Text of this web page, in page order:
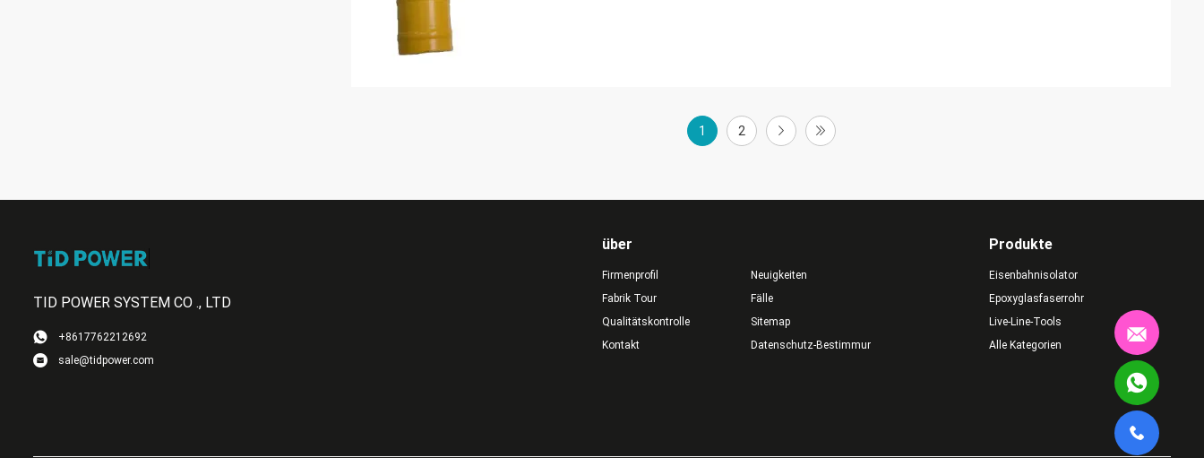
1 2
TID POWER SYSTEM CO ., LTD
+8617762212692
sale@tidpower.com
über
Firmenprofil
Fabrik Tour
Qualitätskontrolle
Kontakt
Neuigkeiten
Fälle
Sitemap
Datenschutz-Bestimmungen
Produkte
Eisenbahnisolator
Epoxyglasfaserrohr
Live-Line-Tools
Alle Kategorien